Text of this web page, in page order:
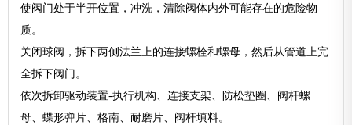
使阀门处于半开位置，冲洗，清除阀体内外可能存在的危险物
质。
关闭球阀，拆下两侧法兰上的连接螺栓和螺母，然后从管道上完
全拆下阀门。
依次拆卸驱动装置-执行机构、连接支架、防松垫圈、阀杆螺
母、蝶形弹片、格南、耐磨片、阀杆填料。